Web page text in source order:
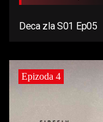
Deca zla S01 Ep05
Epizoda 4